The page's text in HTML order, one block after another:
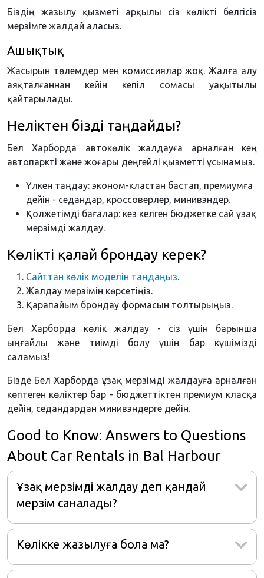
Біздің жазылу қызметі арқылы сіз көлікті белгісіз
мерзімге жалдай аласыз.
Ашықтық
Жасырын төлемдер мен комиссиялар жоқ. Жалға алу
аяқталғаннан кейін кепіл сомасы уақытылы
қайтарылады.
Неліктен бізді таңдайды?
Бел Харборда автокөлік жалдауға арналған кең
автопаркті және жоғары деңгейлі қызметті ұсынамыз.
Үлкен таңдау: эконом-кластан бастап, премиумға
дейін - седандар, кроссоверлер, минивэндер.
Қолжетімді бағалар: кез келген бюджетке сай ұзақ
мерзімді жалдау.
Көлікті қалай брондау керек?
Сайттан көлік моделін таңдаңыз.
Жалдау мерзімін көрсетіңіз.
Қарапайым брондау формасын толтырыңыз.
Бел Харборда көлік жалдау - сіз үшін барынша
ыңғайлы және тиімді болу үшін бар күшімізді
саламыз!
Бізде Бел Харборда ұзақ мерзімді жалдауға арналған
көптеген көліктер бар - бюджеттіктен премиум класқа
дейін, седандардан минивэндерге дейін.
Good to Know: Answers to Questions
About Car Rentals in Bal Harbour
Ұзақ мерзімді жалдау деп қандай
мерзім саналады?
Көлікке жазылуға бола ма?